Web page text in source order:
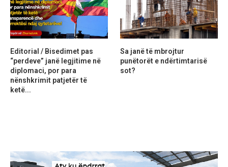
Editorial / Bisedimet pas
“perdeve” janë legjitime në
diplomaci, por para
nënshkrimit patjetër të
ketë...
Sa janë të mbrojtur
punëtorët e ndërtimtarisë
sot?